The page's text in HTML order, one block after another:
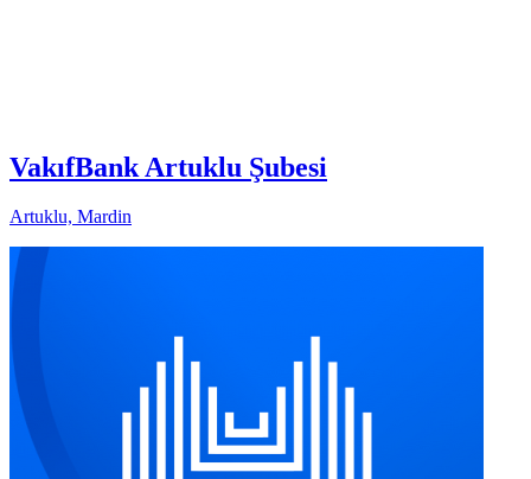
VakıfBank Artuklu Şubesi
Artuklu, Mardin